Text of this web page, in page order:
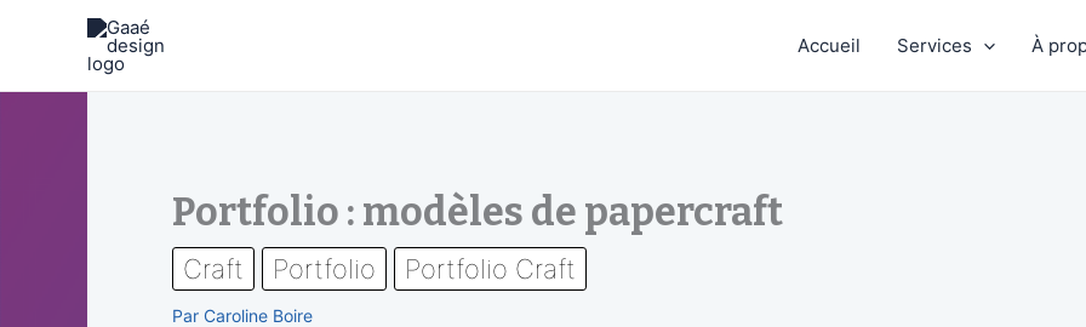
Accueil Services À
Portfolio : modèles de papercraft
Craft Portfolio Portfolio Craft
Par Caroline Boire